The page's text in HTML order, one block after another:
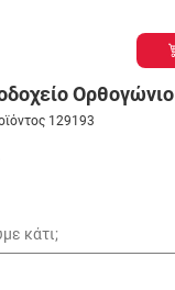
Ορθογώνιο
129193